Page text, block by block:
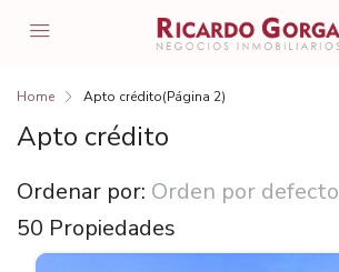
Home Apto crédito(Página 2)
Apto crédito
50 Propiedades
Ordenar por: Orden por defecto